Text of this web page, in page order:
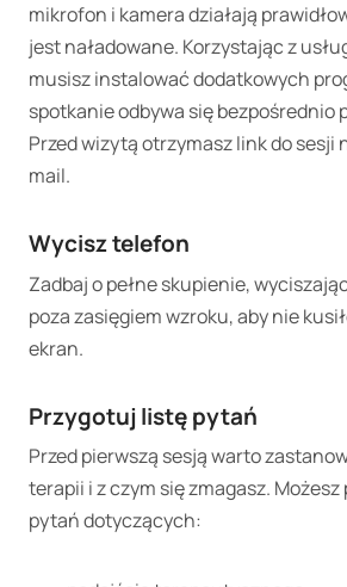
mikrofon i kamera działają
jest naładowane. Korzystając z
musisz instalować dodatkowych
spotkanie odbywa się bezpośrednio
Przed wizytą otrzymasz link do sesji
mail.
Wycisz telefon
Zadbaj o pełne skupienie,
poza zasięgiem wzroku, aby nie
ekran.
Przygotuj listę pytań
Przed pierwszą sesją warto
terapii i z czym się zmagasz.
pytań dotyczących: